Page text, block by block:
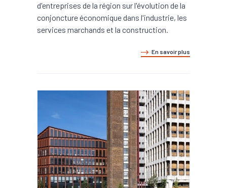
d'entreprises de la région sur l'évolution de la
conjoncture économique dans l'industrie, les
services marchands et la construction.
En savoir plus